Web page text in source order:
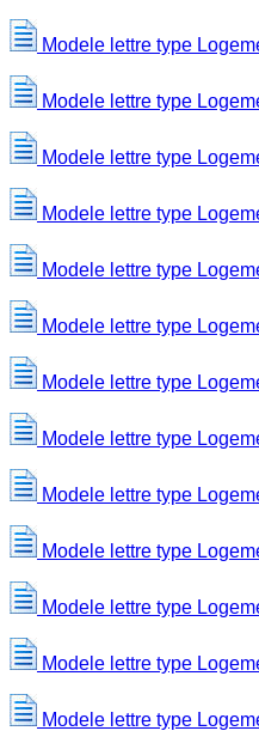
Modele lettre type
Modele lettre type
Modele lettre type
Modele lettre type
Modele lettre type
Modele lettre type
Modele lettre type
Modele lettre type
Modele lettre type
Modele lettre type
Modele lettre type
Modele lettre type
Modele lettre type